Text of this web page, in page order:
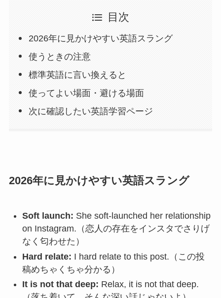
目次
2026年に見かけやすい英語スラング
使うときの注意
標準英語に言い換えると
使ってよい場面・避ける場面
次に確認したい英語学習ページ
2026年に見かけやすい英語スラング
Soft launch: She soft-launched her relationship
on Instagram.（恋人の存在をインスタでさりげ
なく匂わせた）
Hard relate: I hard relate to this post.（この投
稿めちゃくちゃ分かる）
It is not that deep: Relax, it is not that deep.